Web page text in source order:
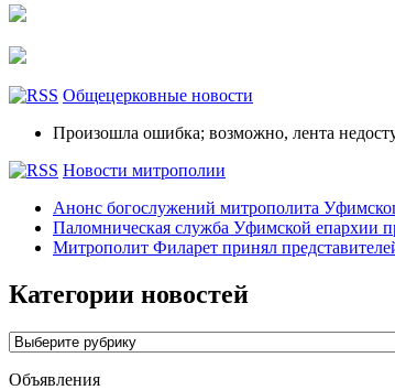
Общецерковные новости
Произошла ошибка; возможно, лента
Новости митрополии
Анонс богослужений митрополита
Паломническая служба Уфимской епархии
Митрополит Филарет принял
Категории новостей
Категории
Объявления